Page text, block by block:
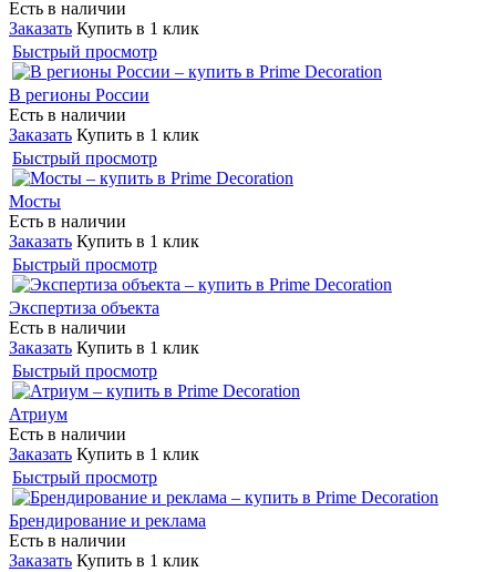
Есть в наличии
Заказать Купить в 1 клик
Быстрый просмотр
В регионы России
Есть в наличии
Заказать Купить в 1 клик
Быстрый просмотр
Мосты
Есть в наличии
Заказать Купить в 1 клик
Быстрый просмотр
Экспертиза объекта
Есть в наличии
Заказать Купить в 1 клик
Быстрый просмотр
Атриум
Есть в наличии
Заказать Купить в 1 клик
Быстрый просмотр
Брендирование и реклама
Есть в наличии
Заказать Купить в 1 клик